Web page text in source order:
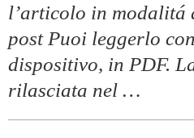
l’articolo in modalitá
post Puoi leggerlo
dispositivo, in PDF.
rilasciata nel …